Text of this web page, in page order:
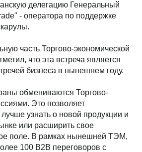
делегацию Генеральный
- оператора по поддержке
часть Торгово-экономической
что эта встреча является
бизнеса в нынешнем году.
обмениваются Торгово-
Это позволяет
узнать о новой продукции и
или расширить свое
поле. В рамках нынешней ТЭМ,
100 В2В переговоров с